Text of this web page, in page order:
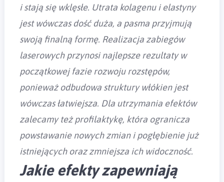
i stają się wklęsłe. Utrata kolagenu i elastyny
jest wówczas dość duża, a pasma przyjmują
swoją finalną formę. Realizacja zabiegów
laserowych przynosi najlepsze rezultaty w
początkowej fazie rozwoju rozstępów,
ponieważ odbudowa struktury włókien jest
wówczas łatwiejsza. Dla utrzymania efektów
zalecamy też profilaktykę, która ogranicza
powstawanie nowych zmian i pogłębienie już
istniejących oraz zmniejsza ich widoczność.
Jakie efekty zapewniają